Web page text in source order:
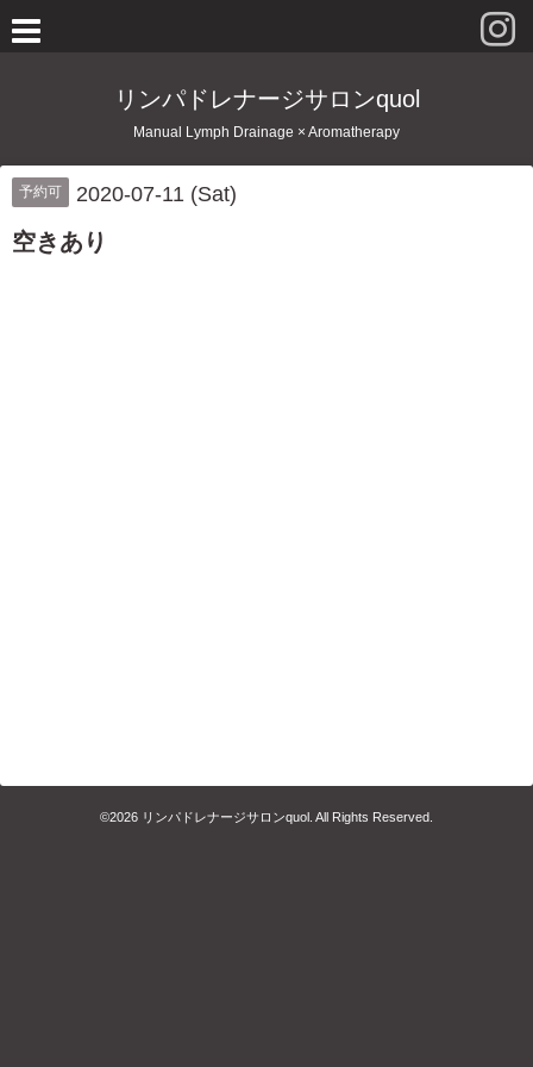
リンパドレナージサロンquol
Manual Lymph Drainage × Aromatherapy
予約可 2020-07-11 (Sat)
空きあり
©2026 リンパドレナージサロンquol . All Rights Reserved.